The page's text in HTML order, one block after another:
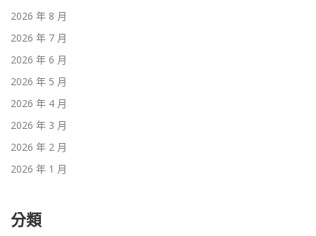
2026 年 8 月
2026 年 7 月
2026 年 6 月
2026 年 5 月
2026 年 4 月
2026 年 3 月
2026 年 2 月
2026 年 1 月
分類